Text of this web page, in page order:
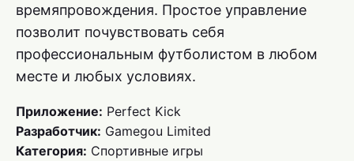
времяпровождения. Простое управление
позволит почувствовать себя
профессиональным футболистом в любом
месте и любых условиях.
Приложение: Perfect Kick
Разработчик: Gamegou Limited
Категория: Спортивные игры